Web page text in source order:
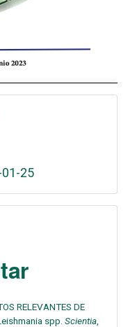
25
RELEVANTES DE
spp. Scientia